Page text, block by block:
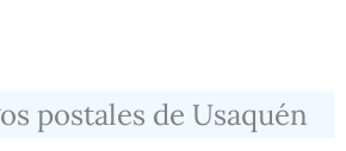
postales de Usaquén